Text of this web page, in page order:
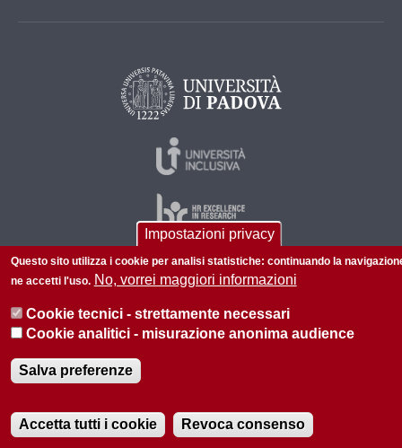
P.I. 00742430283 C.F. 80006480281
Impostazioni privacy
Questo sito utilizza i cookie per analisi statistiche: continuando la
ne accetti l'uso. No, vorrei maggiori informazioni
Cookie tecnici - strettamente necessari
Cookie analitici - misurazione anonima audience
Salva preferenze
Accetta tutti i cookie Revoca consenso